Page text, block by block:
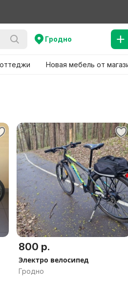
Гродно
Новая мебель от
800 р.
Электро велосипед
Гродно